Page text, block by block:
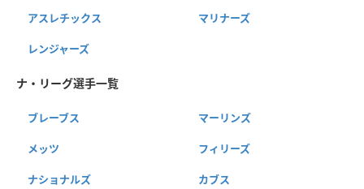
アスレチックス マリナーズ
レンジャーズ
ナ・リーグ選手一覧
ブレーブス マーリンズ
メッツ フィリーズ
ナショナルズ カブス